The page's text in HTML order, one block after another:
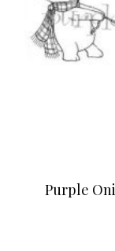
Purple